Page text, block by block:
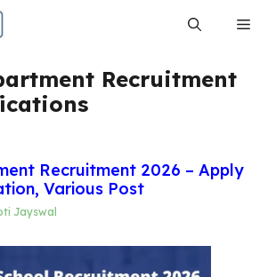
Recruitment
Recruitment 2026 – Apply
Various Post
Jayswal